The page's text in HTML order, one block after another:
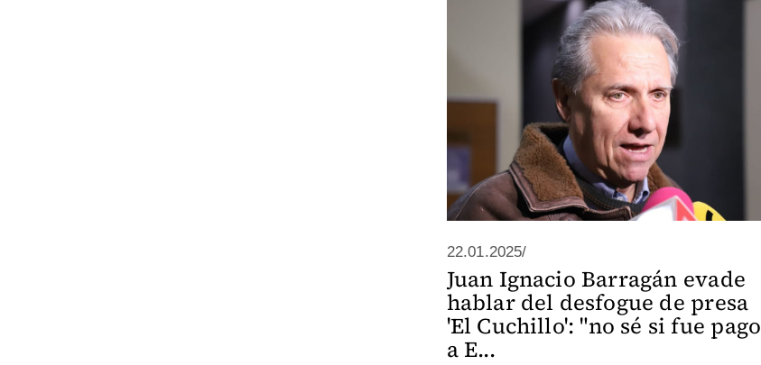
22.01.2025/
Juan Ignacio Barragán evade
hablar del desfogue de presa
'El Cuchillo': "no sé si fue pago
a E...